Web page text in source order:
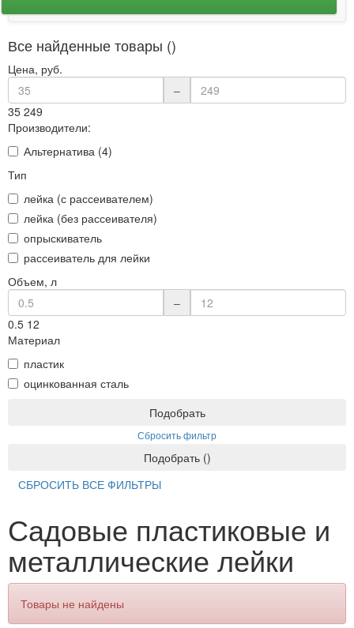
Все найденные товары ()
Цена, руб.
–
35 249
Производители:
Альтернатива (4)
Тип
лейка (с рассеивателем)
лейка (без рассеивателя)
опрыскиватель
рассеиватель для лейки
Объем, л
–
0.5 12
Материал
пластик
оцинкованная сталь
Подобрать
Сбросить фильтр
Подобрать ()
СБРОСИТЬ ВСЕ ФИЛЬТРЫ
Садовые пластиковые и
металлические лейки
Товары не найдены